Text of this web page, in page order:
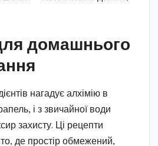
домашнього
нагадує алхімію в
і з звичайної води
захисту. Ці рецепти
де простір обмежений,